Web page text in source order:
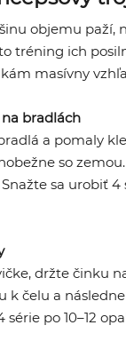
objemu paží,
tréning ich
masívny
na bradlách
a pomaly
so
sa urobiť 4
držte činku
k čelu a
po 10–12